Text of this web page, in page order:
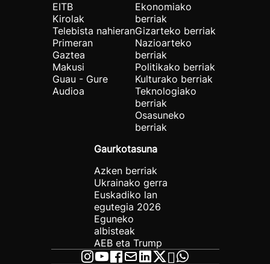
EITB
Kirolak
Telebista nahieran
Primeran
Gaztea
Makusi
Guau - Gure
Audioa
Ekonomiako
berriak
Gizarteko berriak
Nazioarteko
berriak
Politikako berriak
Kulturako berriak
Teknologiako
berriak
Osasuneko
berriak
Gaurkotasuna
Azken berriak
Ukrainako gerra
Euskadiko lan
egutegia 2026
Eguneko
albisteak
AEB eta Trump